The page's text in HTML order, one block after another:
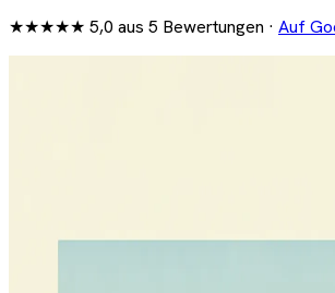
★★★★★ 5,0 aus 5 Bewertungen · Auf